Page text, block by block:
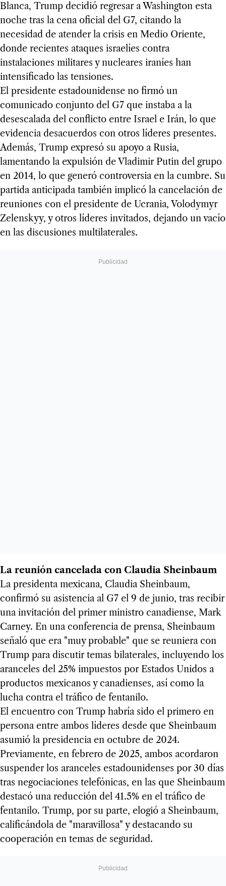
Blanca, Trump decidió regresar a Washington esta
noche tras la cena oficial del G7, citando la
necesidad de atender la crisis en Medio Oriente,
donde recientes ataques israelíes contra
instalaciones militares y nucleares iraníes han
intensificado las tensiones.
El presidente estadounidense no firmó un
comunicado conjunto del G7 que instaba a la
desescalada del conflicto entre Israel e Irán, lo que
evidencia desacuerdos con otros líderes presentes.
Además, Trump expresó su apoyo a Rusia,
lamentando la expulsión de Vladimir Putin del grupo
en 2014, lo que generó controversia en la cumbre. Su
partida anticipada también implicó la cancelación de
reuniones con el presidente de Ucrania, Volodymyr
Zelenskyy, y otros líderes invitados, dejando un vacío
en las discusiones multilaterales.
La reunión cancelada con Claudia Sheinbaum
La presidenta mexicana, Claudia Sheinbaum,
confirmó su asistencia al G7 el 9 de junio, tras recibir
una invitación del primer ministro canadiense, Mark
Carney. En una conferencia de prensa, Sheinbaum
señaló que era "muy probable" que se reuniera con
Trump para discutir temas bilaterales, incluyendo los
aranceles del 25% impuestos por Estados Unidos a
productos mexicanos y canadienses, así como la
lucha contra el tráfico de fentanilo.
El encuentro con Trump habría sido el primero en
persona entre ambos líderes desde que Sheinbaum
asumió la presidencia en octubre de 2024.
Previamente, en febrero de 2025, ambos acordaron
suspender los aranceles estadounidenses por 30 días
tras negociaciones telefónicas, en las que Sheinbaum
destacó una reducción del 41.5% en el tráfico de
fentanilo. Trump, por su parte, elogió a Sheinbaum,
calificándola de "maravillosa" y destacando su
cooperación en temas de seguridad.